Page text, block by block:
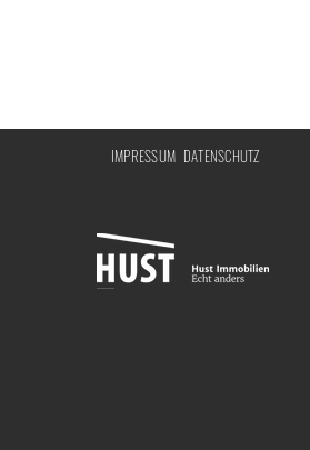
IMPRESSUM DATENSCHUTZ